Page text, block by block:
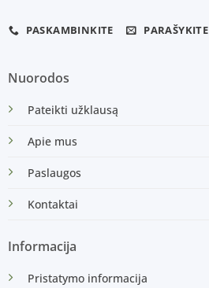
PASKAMBINKITE PARAŠYKITE
Nuorodos
Pateikti užklausą
Apie mus
Paslaugos
Kontaktai
Informacija
Pristatymo informacija